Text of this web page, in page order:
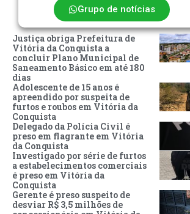
Grupo de notícias
Justiça obriga Prefeitura de
Vitória da Conquista a
concluir Plano Municipal de
Saneamento Básico em até 180
dias
Adolescente de 15 anos é
apreendido por suspeita de
furtos e roubos em Vitória da
Conquista
Delegado da Polícia Civil é
preso em flagrante em Vitória
da Conquista
Investigado por série de furtos
a estabelecimentos comerciais
é preso em Vitória da
Conquista
Gerente é preso suspeito de
desviar R$ 3,5 milhões de